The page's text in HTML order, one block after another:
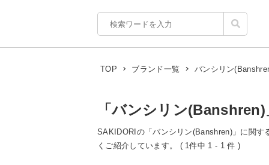
TOP ブランド一覧 バンシリン
「バンシリン
SAKIDORIの「バンシリン(Banshren)」に関
くご紹介しています。 ( 1件中 1 - 1 件 )